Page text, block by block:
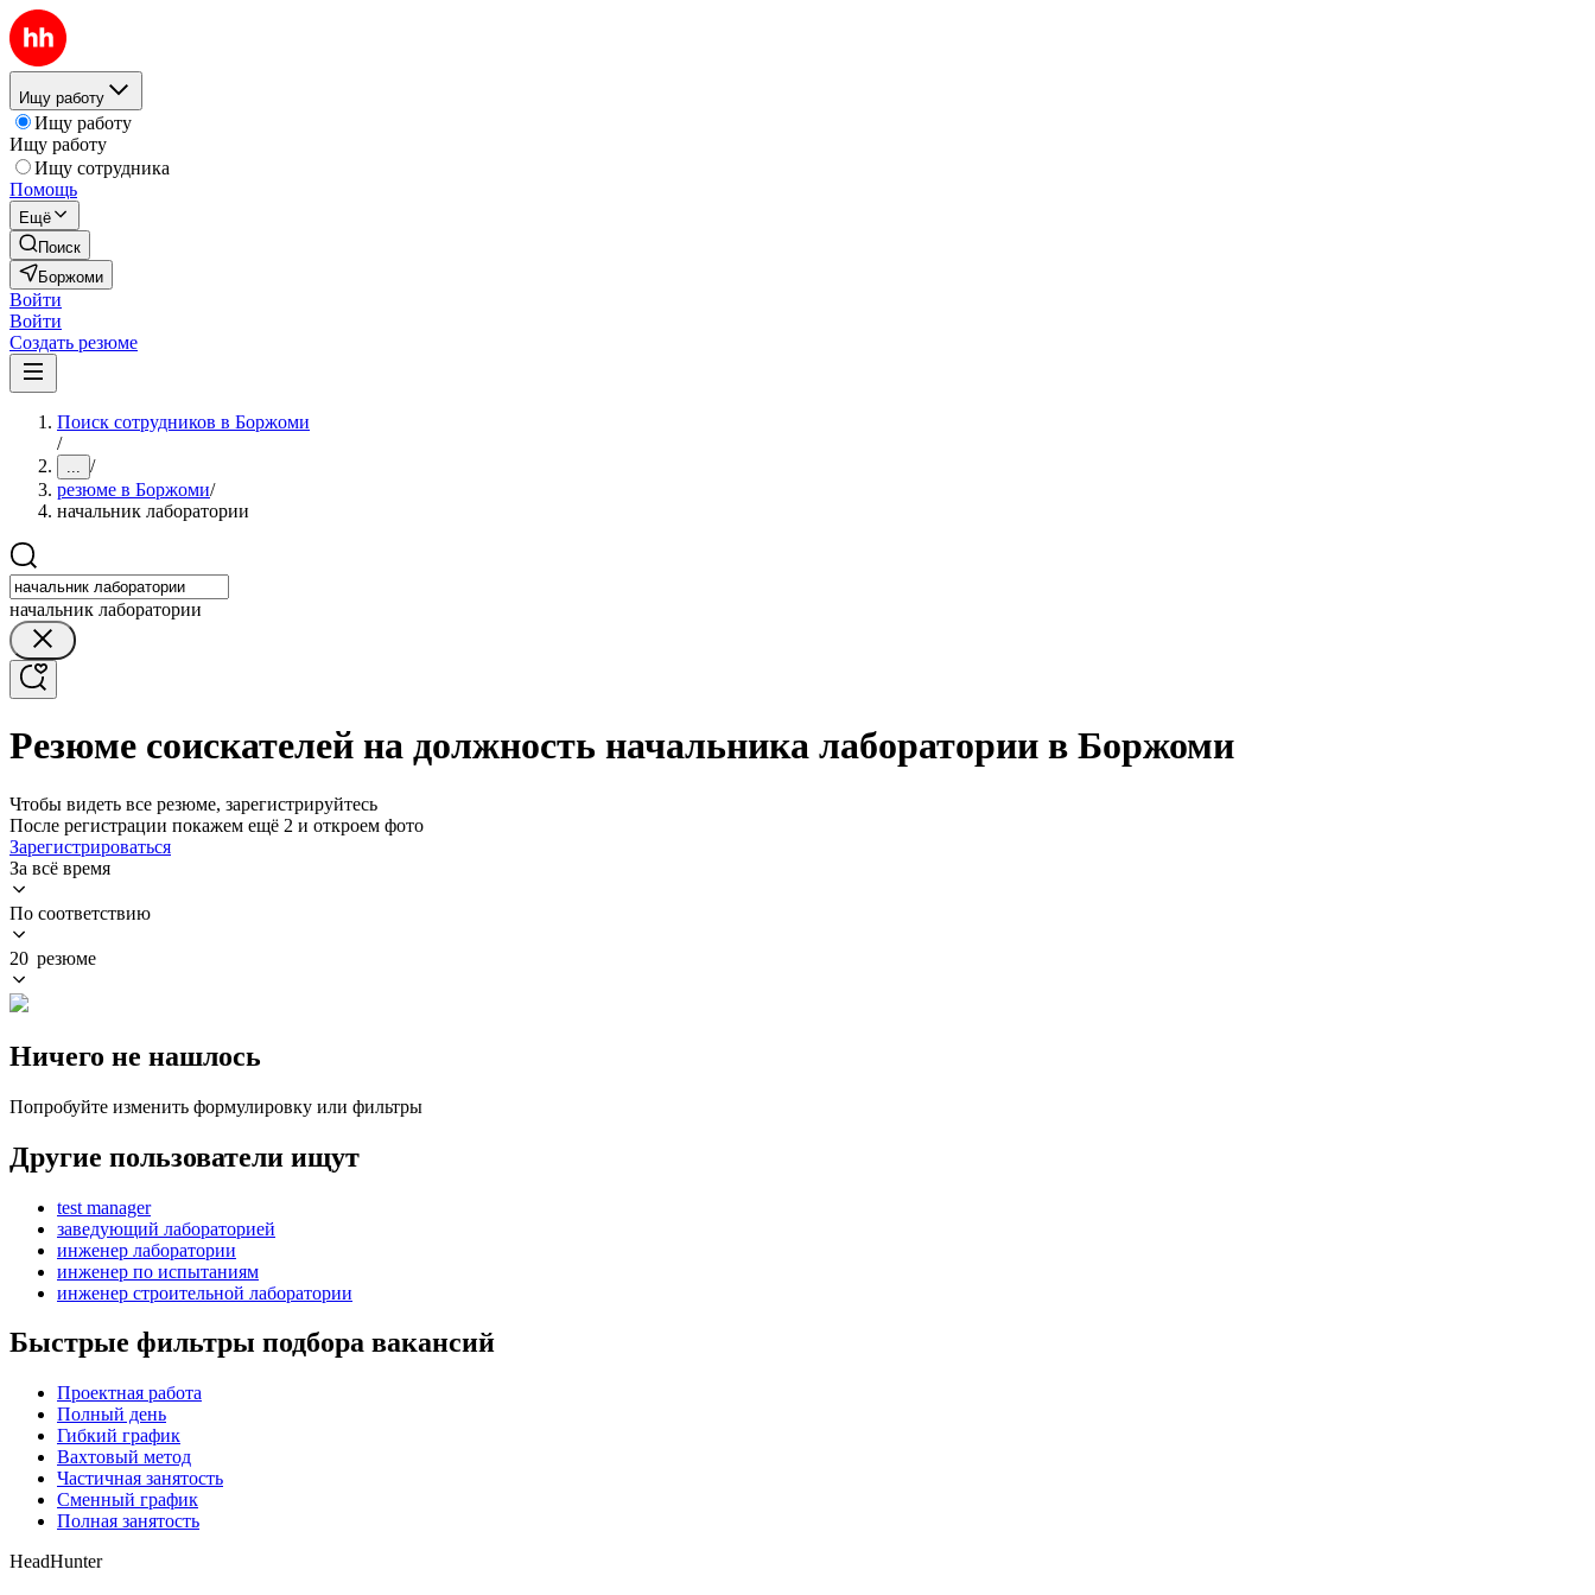
Ищу работу
Ищу работу
Ищу работу
Ищу сотрудника
Помощь
Ещё
Поиск
Боржоми
Войти
Войти
Создать резюме
Поиск сотрудников в Боржоми
/
... /
резюме в Боржоми/
начальник лаборатории
начальник лаборатории
Резюме соискателей на должность начальника лаборатории в Боржоми
Чтобы видеть все резюме, зарегистрируйтесь
После регистрации покажем ещё 2 и откроем фото
Зарегистрироваться
За всё время
По соответствию
20 резюме
Ничего не нашлось
Попробуйте изменить формулировку или фильтры
Другие пользователи ищут
test manager
заведующий лабораторией
инженер лаборатории
инженер по испытаниям
инженер строительной лаборатории
Быстрые фильтры подбора вакансий
Проектная работа
Полный день
Гибкий график
Вахтовый метод
Частичная занятость
Сменный график
Полная занятость
HeadHunter